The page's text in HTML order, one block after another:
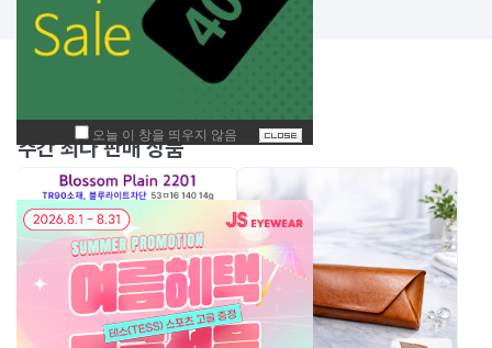
주간 최다 판매 상품